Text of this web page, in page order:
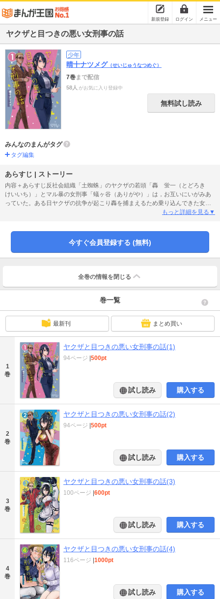
新規登録 ログイン メニュー
ヤクザと目つきの悪い女刑事の話
少年
晴十ナツメグ （せいじゅうなつめぐ）
7巻まで配信
58人 がお気に入り登録中
無料試し読み
みんなのまんがタグ
タグ編集
あらすじ | ストーリー
内容＋あらすじ反社会組織「土蜘蛛」のヤクザの若頭「轟 蛍一（とどろき
けいいち）」とマル暴の女刑事「蟻ヶ谷（ありがや）」は，お互いにいがみあ
っていた。ある日ヤクザの抗争が起こり轟を捕まえるため乗り込んできた女刑
事は実は・・・!?Twitterで2.1万いいねもらったお互い好きだけど素直になれな
もっと詳細を見る▼
今すぐ会員登録する (無料)
全巻の情報を 閉じる
巻一覧
最新刊 まとめ買い
1
巻
ヤクザと目つきの悪い女刑事の話(1)
94ページ |500pt
試し読み 購入する
2
巻
ヤクザと目つきの悪い女刑事の話(2)
94ページ |500pt
試し読み 購入する
3
巻
ヤクザと目つきの悪い女刑事の話(3)
100ページ |600pt
試し読み 購入する
4
巻
ヤクザと目つきの悪い女刑事の話(4)
116ページ |1000pt
試し読み 購入する